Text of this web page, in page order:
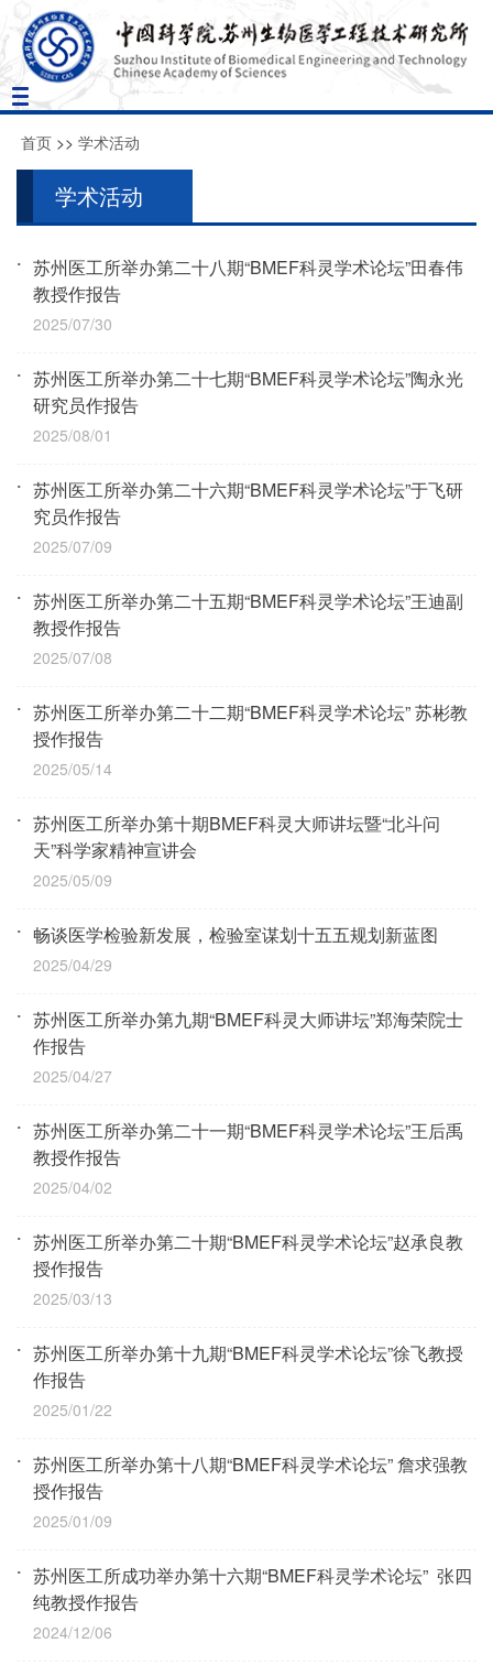
Toggle
navigation
首页 >> 学术活动
学术活动
苏州医工所举办第二十八期“BMEF科灵学术论坛”田春伟
教授作报告
2025/07/30
苏州医工所举办第二十七期“BMEF科灵学术论坛”陶永光
研究员作报告
2025/08/01
苏州医工所举办第二十六期“BMEF科灵学术论坛”于飞研
究员作报告
2025/07/09
苏州医工所举办第二十五期“BMEF科灵学术论坛”王迪副
教授作报告
2025/07/08
苏州医工所举办第二十二期“BMEF科灵学术论坛” 苏彬教
授作报告
2025/05/14
苏州医工所举办第十期BMEF科灵大师讲坛暨“北斗问
天”科学家精神宣讲会
2025/05/09
畅谈医学检验新发展，检验室谋划十五五规划新蓝图
2025/04/29
苏州医工所举办第九期“BMEF科灵大师讲坛”郑海荣院士
作报告
2025/04/27
苏州医工所举办第二十一期“BMEF科灵学术论坛”王后禹
教授作报告
2025/04/02
苏州医工所举办第二十期“BMEF科灵学术论坛”赵承良教
授作报告
2025/03/13
苏州医工所举办第十九期“BMEF科灵学术论坛”徐飞教授
作报告
2025/01/22
苏州医工所举办第十八期“BMEF科灵学术论坛” 詹求强教
授作报告
2025/01/09
苏州医工所成功举办第十六期“BMEF科灵学术论坛” 张四
纯教授作报告
2024/12/06